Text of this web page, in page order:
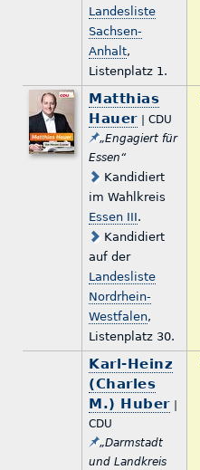
Landesliste
Sachsen-
Anhalt,
Listenplatz 1.
Matthias
Hauer| CDU
„Engagiert für
Essen“
Kandidiert
im Wahlkreis
Essen III.
Kandidiert
auf der
Landesliste
Nordrhein-
Westfalen,
Listenplatz 30.
Karl-Heinz
(Charles
M.) Huber|
CDU
„Darmstadt
und Landkreis